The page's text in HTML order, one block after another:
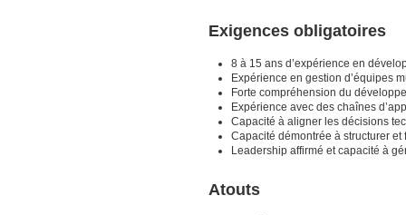
Exigences obligatoires
8 à 15 ans d’expérience en
Expérience en gestion d’équipes
Forte compréhension du
Expérience avec des chaînes
Capacité à aligner les décisions
Capacité démontrée à structurer
Leadership affirmé et capacité à
Atouts